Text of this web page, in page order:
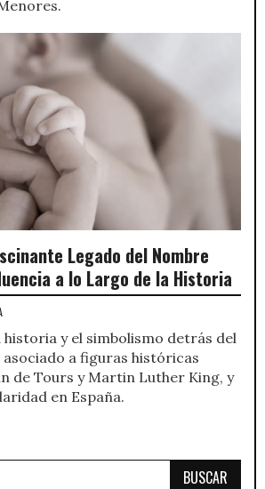
Legado del Nombre
a lo Largo de la Historia
historia y el simbolismo detrás del
a figuras históricas
de Tours y Martin Luther King, y
en España.
BUSCAR